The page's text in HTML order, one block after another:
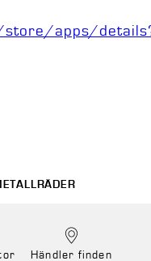
store/apps/
Händler finden